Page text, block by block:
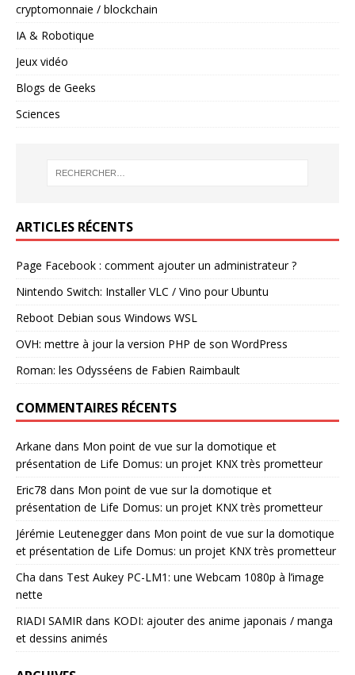
cryptomonnaie / blockchain
IA & Robotique
Jeux vidéo
Blogs de Geeks
Sciences
ARTICLES RÉCENTS
Page Facebook : comment ajouter un administrateur ?
Nintendo Switch: Installer VLC / Vino pour Ubuntu
Reboot Debian sous Windows WSL
OVH: mettre à jour la version PHP de son WordPress
Roman: les Odysséens de Fabien Raimbault
COMMENTAIRES RÉCENTS
Arkane dans Mon point de vue sur la domotique et
présentation de Life Domus: un projet KNX très prometteur
Eric78 dans Mon point de vue sur la domotique et
présentation de Life Domus: un projet KNX très prometteur
Jérémie Leuteneggerdans Mon point de vue sur la domotique
et présentation de Life Domus: un projet KNX très prometteur
Cha dans Test Aukey PC-LM1: une Webcam 1080p à l’image
nette
RIADI SAMIR dans KODI: ajouter des anime japonais / manga
et dessins animés